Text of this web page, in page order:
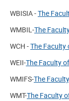
WBISIA -The
WMBIL-The
WCH -The Faculty
WEII-The Faculty
WMIFS-The
WMT-The Faculty